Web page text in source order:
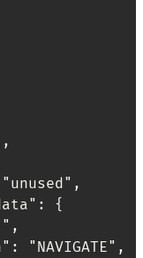
{
"NAVIGATE",